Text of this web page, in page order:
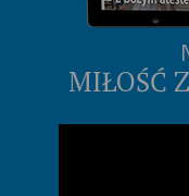
MIŁOŚĆ